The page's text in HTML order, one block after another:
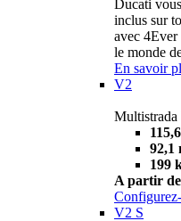
Ducati
inclus sur
avec
le monde
En savoir
V2
Multistrada
92,1
199
A partir
V2 S